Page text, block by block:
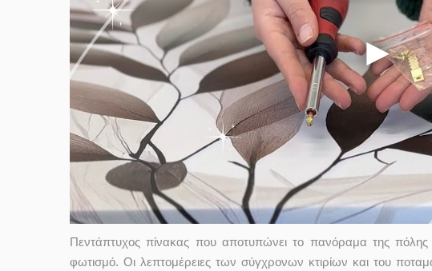
Πεντάπτυχος πίνακας που αποτυπώνει το πανόραμα της
φωτισμό. Οι λεπτομέρειες των σύγχρονων κτιρίων και του